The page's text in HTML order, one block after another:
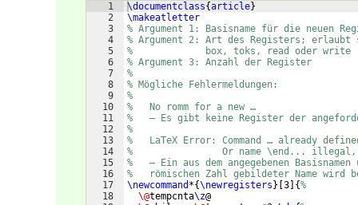
1
2
3
4
5
6
7
8
9
10
11
12
13
14
15
16
17
18
\documentclass{article}
\makeatletter
% Argument 1: Basisname für die neuen
% Argument 2: Art des Registers;
%             box, toks, read oder write
% Argument 3: Anzahl der Register
%
% Mögliche Fehlermeldungen:
%
%   No romm for a new …
%   – Es gibt keine Register der
%
%   LaTeX Error: Command … already
%                Or name \end... illegal,
%   – Ein aus dem angegebenen
%   römischen Zahl gebildeter Name wird
\newcommand *{\newregisters } 3 {%
\@tempcnta\z@